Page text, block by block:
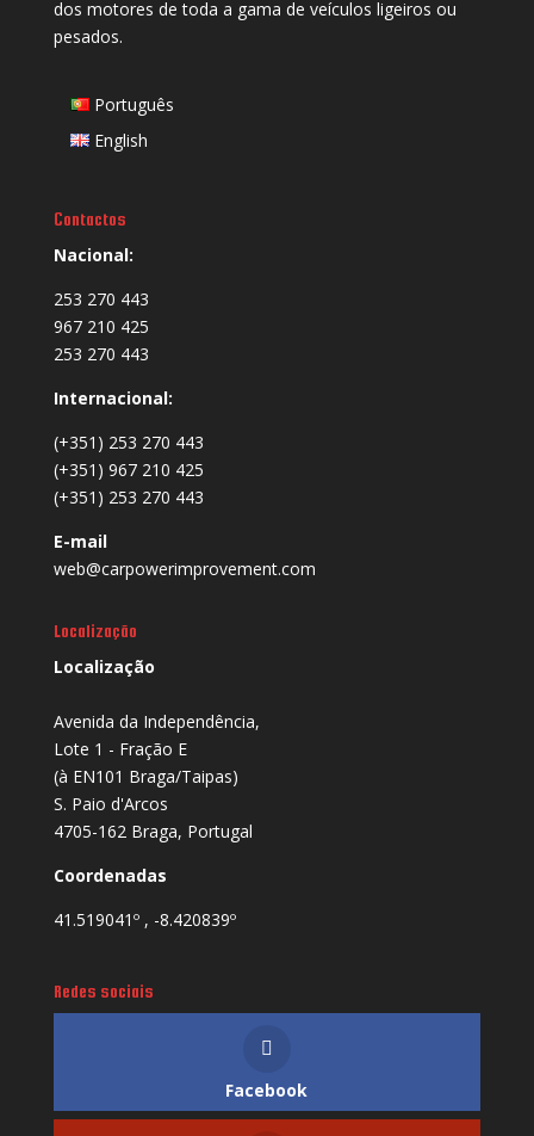
dos motores de toda a gama de veículos ligeiros ou
pesados.
Português
English
Contactos
Nacional:
253 270 443
967 210 425
253 270 443
Internacional:
(+351) 253 270 443
(+351) 967 210 425
(+351) 253 270 443
E-mail
web@carpowerimprovement.com
Localização
Localização
Avenida da Independência,
Lote 1 - Fração E
(à EN101 Braga/Taipas)
S. Paio d'Arcos
4705-162 Braga, Portugal
Coordenadas
41.519041º , -8.420839º
Redes sociais
Facebook